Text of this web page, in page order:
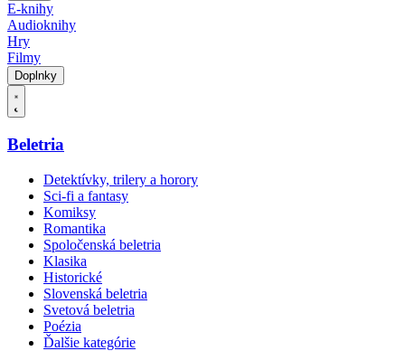
E-knihy
Audioknihy
Hry
Filmy
Doplnky
Beletria
Detektívky, trilery a horory
Sci-fi a fantasy
Komiksy
Romantika
Spoločenská beletria
Klasika
Historické
Slovenská beletria
Svetová beletria
Poézia
Ďalšie kategórie